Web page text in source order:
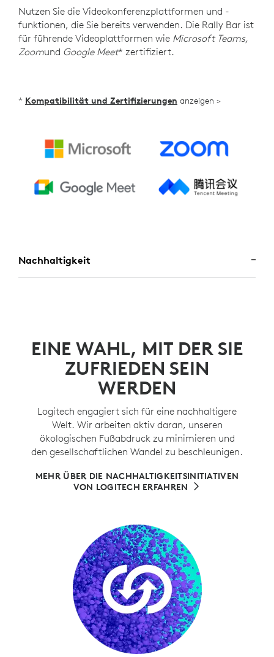
Nutzen Sie die Videokonferenzplattformen und -
funktionen, die Sie bereits verwenden. Die Rally Bar ist
für führende Videoplattformen wie Microsoft Teams,
Zoomund Google Meet* zertifiziert.
* Kompatibilität und Zertifizierungen anzeigen >
Nachhaltigkeit
EINE WAHL, MIT DER SIE
ZUFRIEDEN SEIN
WERDEN
Logitech engagiert sich für eine nachhaltigere
Welt. Wir arbeiten aktiv daran, unseren
ökologischen Fußabdruck zu minimieren und
den gesellschaftlichen Wandel zu beschleunigen.
MEHR ÜBER DIE NACHHALTIGKEITSINITIATIVEN
VON LOGITECH ERFAHREN